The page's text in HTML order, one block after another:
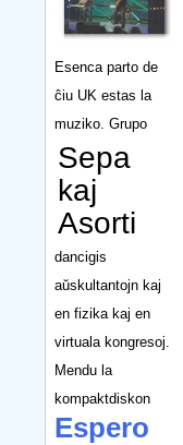
Esenca parto de
ĉiu UK estas la
muziko. Grupo
Sepa
kaj
Asorti
dancigis
aŭskultantojn kaj
en fizika kaj en
virtuala kongresoj.
Mendu la
kompaktdiskon
Espero